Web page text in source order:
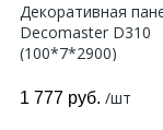
Декоративная
Decomaster D310
(100*7*2900)
1 777 руб. /шт